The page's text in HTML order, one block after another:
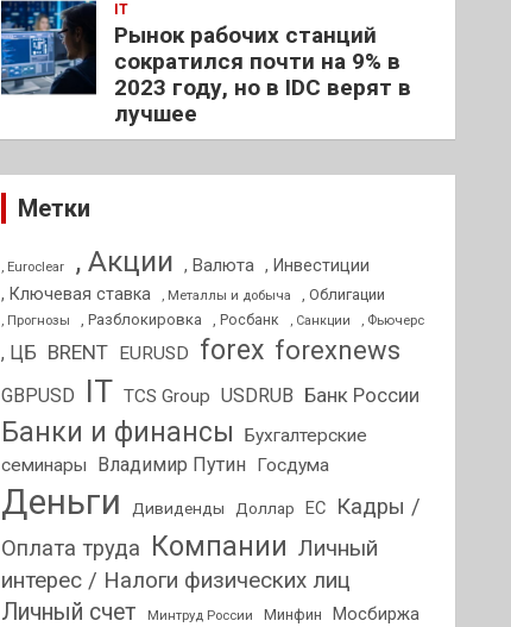
IT
Рынок рабочих станций
сократился почти на 9% в
2023 году, но в IDC верят в
лучшее
Метки
, Euroclear , Акции , Валюта , Инвестиции
, Ключевая ставка
, Металлы и добыча , Облигации
, Прогнозы , Разблокировка , Росбанк , Санкции , Фьючерс
, ЦБ BRENT EURUSD forex forexnews
GBPUSD IT TCS Group USDRUB Банк России
Банки и финансы
Бухгалтерские
семинары
Владимир Путин Госдума
Деньги Дивиденды Доллар ЕС
Кадры /
Оплата труда Компании Личный
интерес / Налоги физических лиц
Личный счет Минтруд России Минфин Мосбиржа